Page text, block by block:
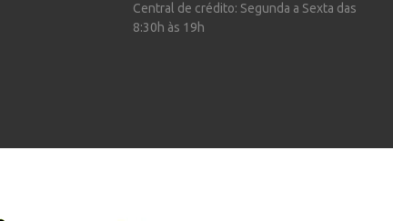
Central de crédito: Segunda a Sexta das
8:30h às 19h